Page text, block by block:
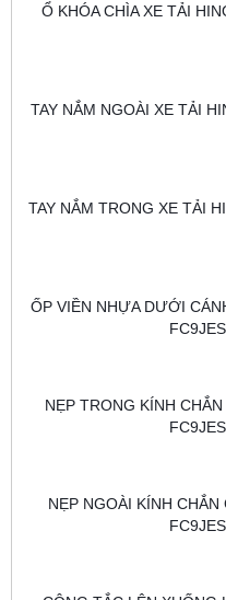
Ổ KHÓA CHÌA XE TẢI
TAY NẮM NGOÀI XE TẢI
TAY NẮM TRONG XE TẢI
ỐP VIỀN NHỰA DƯỚI
NẸP TRONG KÍNH
NẸP NGOÀI KÍNH